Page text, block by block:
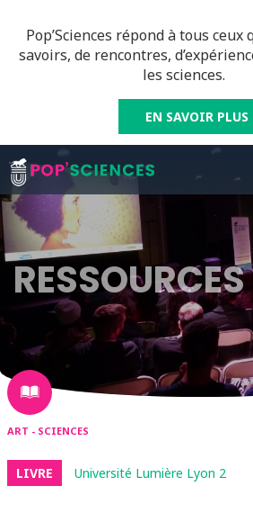
Pop’Sciences répond à tous
savoirs, de rencontres,
les sciences.
EN SAVOIR PLUS
RESSOURCES
ART - SCIENCES
LIVRE Université Lumière Lyon 2